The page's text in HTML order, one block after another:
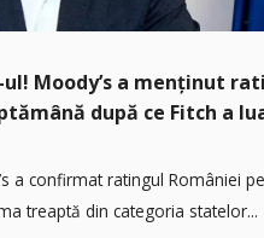
Moody’s a menținut
după ce Fitch a
a confirmat ratingul României
treaptă din categoria statelor...